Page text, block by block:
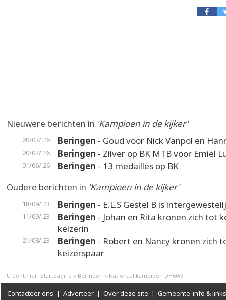
Nieuwere berichten in 'Kampioen in de kijker'
20/07/'26 Beringen - Goud voor Nick Vanpol en
20/07/'26 Beringen - Zilver op BK MTB voor Emiel
01/06/'26 Beringen - 13 medailles op BK
Oudere berichten in 'Kampioen in de kijker'
18/09/'23 Beringen - E.L.S Gestel B is
11/09/'23 Beringen - Johan en Rita kronen zich tot
keizerin
21/08/'23 Beringen - Robert en Nancy kronen zich
keizerspaar
U bent hier: Startpagina » Beringen » Nationaal kampioen DH60/3
Contacteer ons | Adverteer | Over deze site | Gemeente-info & links